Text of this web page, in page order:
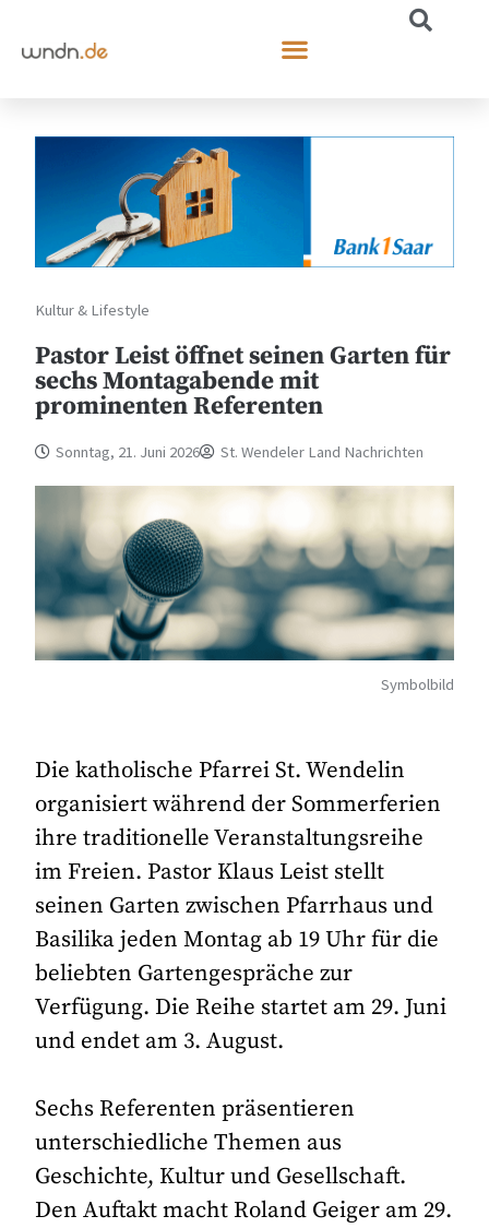
Kultur & Lifestyle
Pastor Leist öffnet seinen Garten für
sechs Montagabende mit
prominenten Referenten
Sonntag, 21. Juni 2026 St. Wendeler Land Nachrichten
Symbolbild
Die katholische Pfarrei St. Wendelin
organisiert während der Sommerferien
ihre traditionelle Veranstaltungsreihe
im Freien. Pastor Klaus Leist stellt
seinen Garten zwischen Pfarrhaus und
Basilika jeden Montag ab 19 Uhr für die
beliebten Gartengespräche zur
Verfügung. Die Reihe startet am 29. Juni
und endet am 3. August.
Sechs Referenten präsentieren
unterschiedliche Themen aus
Geschichte, Kultur und Gesellschaft.
Den Auftakt macht Roland Geiger am 29.